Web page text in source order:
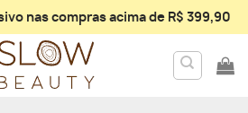
nas compras acima de R$ 399,90